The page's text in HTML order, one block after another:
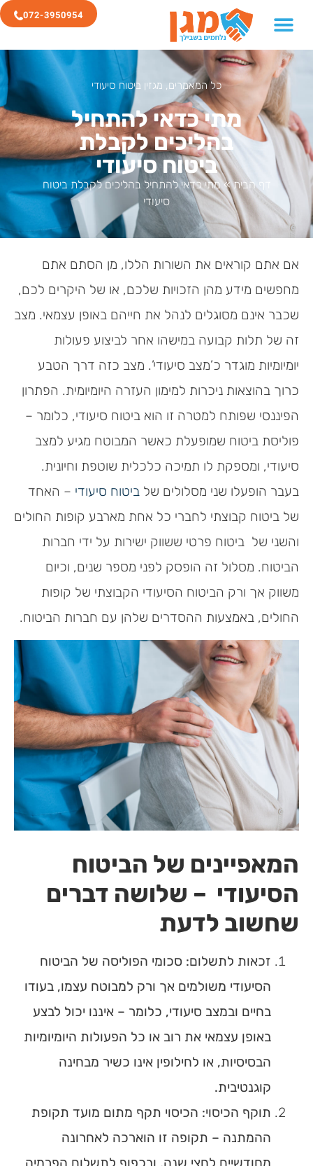
072-3950954
כל המאמרים, מגזין ביטוח סיעודי
מתי כדאי להתחיל
בהליכים לקבלת
ביטוח סיעודי
דף הבית»מתי כדאי להתחיל בהליכים לקבלת ביטוח
סיעודי
אם אתם קוראים את השורות הללו, מן הסתם אתם
מחפשים מידע מהן הזכויות שלכם, או של היקרים לכם,
שכבר אינם מסוגלים לנהל את חייהם באופן עצמאי. מצב
זה של תלות קבועה במישהו אחר לביצוע פעולות
יומיומיות מוגדר כ’מצב סיעודי’. מצב כזה דרך הטבע
כרוך בהוצאות ניכרות למימון העזרה היומיומית. הפתרון
הפיננסי שפותח למטרה זו הוא ביטוח סיעודי, כלומר –
פוליסת ביטוח שמופעלת כאשר המבוטח מגיע למצב
סיעודי, ומספקת לו תמיכה כלכלית שוטפת וחיונית.
בעבר הופעלו שני מסלולים של ביטוח סיעודי – האחד
של ביטוח קבוצתי לחברי כל אחת מארבע קופות החולים
והשני של ביטוח פרטי ששווק ישירות על ידי חברות
הביטוח. מסלול זה הופסק לפני מספר שנים, וכיום
משווק אך ורק הביטוח הסיעודי הקבוצתי של קופות
החולים, באמצעות ההסדרים שלהן עם חברות הביטוח.
המאפיינים של הביטוח
הסיעודי – שלושה דברים
שחשוב לדעת
זכאות לתשלום: סכומי הפוליסה של הביטוח
הסיעודי משולמים אך ורק למבוטח עצמו, בעודו
בחיים ובמצב סיעודי, כלומר – איננו יכול לבצע
באופן עצמאי את רוב או כל הפעולות היומיומיות
הבסיסיות, או לחילופין אינו כשיר מבחינה
קוגנטיבית.
תוקף הכיסוי: הכיסוי תקף מתום מועד תקופת
ההמתנה – תקופה זו הוארכה לאחרונה
מחודשיים לחצי שנה, ובכפוף לתשלום הפרמיה